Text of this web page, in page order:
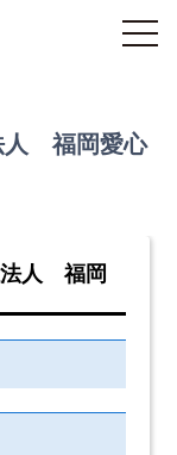
人 福岡愛心
法人 福岡